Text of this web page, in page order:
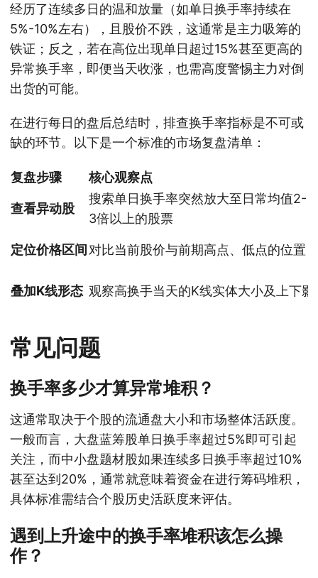
经历了连续多日的温和放量（如单日换手率持续在
5%-10%左右），且股价不跌，这通常是主力吸筹的
铁证；反之，若在高位出现单日超过15%甚至更高的
异常换手率，即便当天收涨，也需高度警惕主力对倒
出货的可能。
在进行每日的盘后总结时，排查换手率指标是不可或
缺的环节。以下是一个标准的市场复盘清单：
复盘步骤 核心观察点
查看异动股
搜索单日换手率突然放大至日常均值2-
3倍以上的股票
定位价格区间对比当前股价与前期高点、低点的位置
叠加K线形态 观察高换手当天的K线实体大小及上下影
常见问题
换手率多少才算异常堆积？
这通常取决于个股的流通盘大小和市场整体活跃度。
一般而言，大盘蓝筹股单日换手率超过5%即可引起
关注，而中小盘题材股如果连续多日换手率超过10%
甚至达到20%，通常就意味着资金在进行筹码堆积，
具体标准需结合个股历史活跃度来评估。
遇到上升途中的换手率堆积该怎么操
作？